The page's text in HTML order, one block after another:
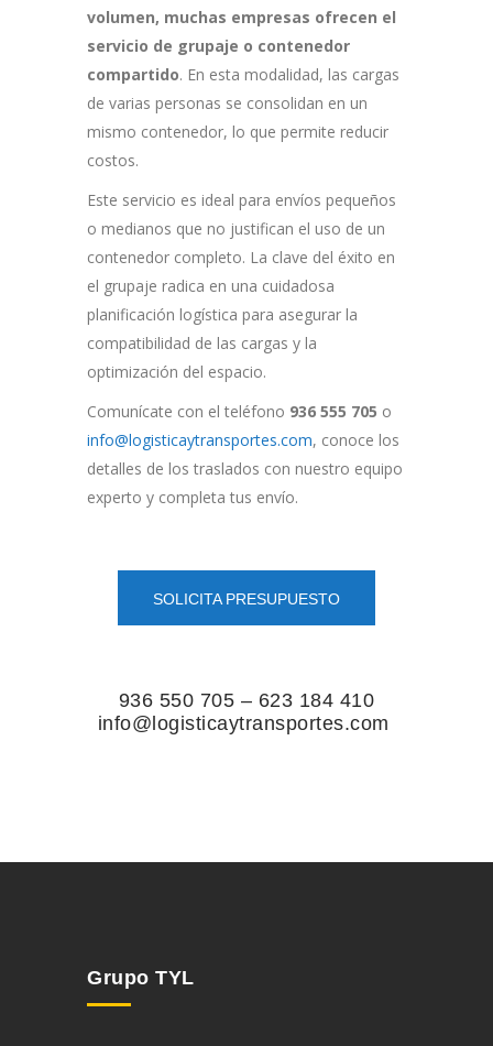
volumen, muchas empresas ofrecen el
servicio de grupaje o contenedor
compartido. En esta modalidad, las cargas
de varias personas se consolidan en un
mismo contenedor, lo que permite reducir
costos.
Este servicio es ideal para envíos pequeños
o medianos que no justifican el uso de un
contenedor completo. La clave del éxito en
el grupaje radica en una cuidadosa
planificación logística para asegurar la
compatibilidad de las cargas y la
optimización del espacio.
Comunícate con el teléfono 936 555 705 o
info@logisticaytransportes.com, conoce los
detalles de los traslados con nuestro equipo
experto y completa tus envío.
SOLICITA PRESUPUESTO
936 550 705 – 623 184 410
info@logisticaytransportes.com
Grupo TYL